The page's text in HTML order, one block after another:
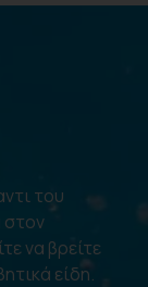
του
στον
να βρείτε
είδη.